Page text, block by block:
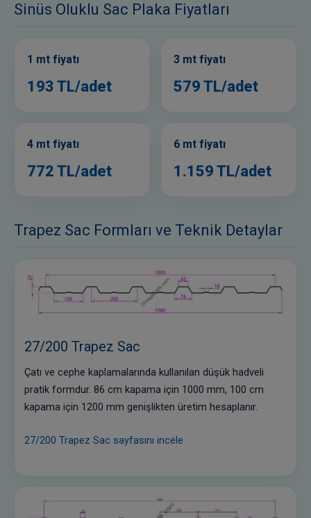
Sinüs Oluklu Sac Plaka Fiyatları
1 mt fiyatı
193 TL/adet
3 mt fiyatı
579 TL/adet
4 mt fiyatı
772 TL/adet
6 mt fiyatı
1.159 TL/adet
Trapez Sac Formları ve Teknik Detaylar
27/200 Trapez Sac
Çatı ve cephe kaplamalarında kullanılan düşük hadveli
pratik formdur. 86 cm kapama için 1000 mm, 100 cm
kapama için 1200 mm genişlikten üretim hesaplanır.
27/200 Trapez Sac sayfasını incele